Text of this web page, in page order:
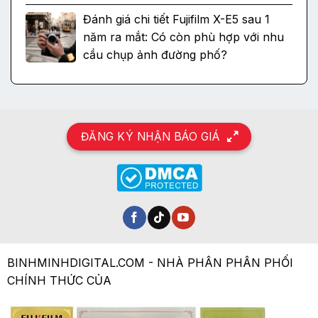
Đánh giá chi tiết Fujifilm X-E5 sau 1
năm ra mắt: Có còn phù hợp với nhu
cầu chụp ảnh đường phố?
ĐĂNG KÝ NHẬN BÁO GIÁ
BINHMINHDIGITAL.COM - NHÀ PHÂN PHÂN PHỐI
CHÍNH THỨC CỦA